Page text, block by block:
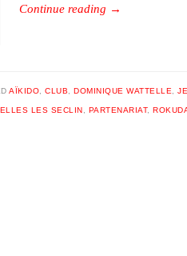
Continue reading →
AÏKIDO ,CLUB ,DOMINIQUE WATTELLE ,
LES SECLIN PARTENARIAT,